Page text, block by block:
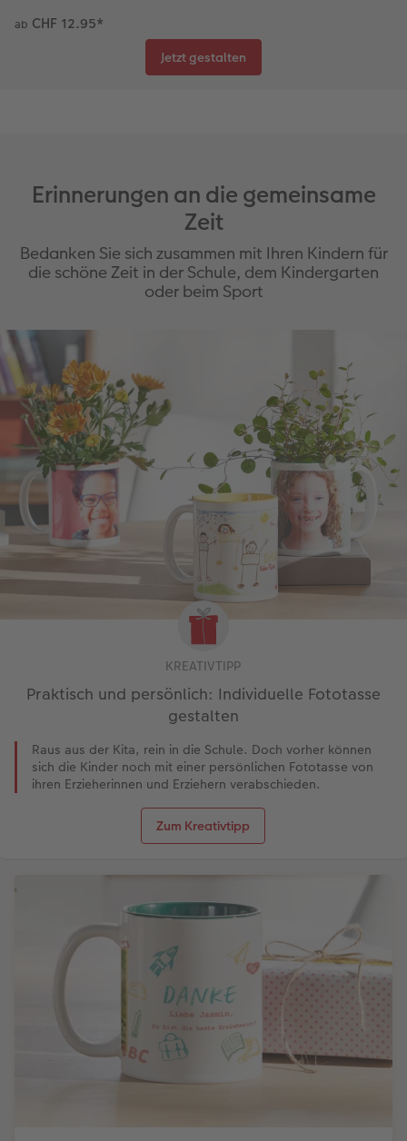
Coffeetable Book «Art Collection»
CEWE FOTOBUCH per PDF
Wandgestaltung
CEWE myPhotos
Foto-Leckerlidose
Neuheiten
ab CHF 12.95*
Jetzt gestalten
Erinnerungen an die gemeinsame
Zeit
Bedanken Sie sich zusammen mit Ihren Kindern für
die schöne Zeit in der Schule, dem Kindergarten
oder beim Sport
KREATIVTIPP
Praktisch und persönlich: Individuelle Fototasse
gestalten
Raus aus der Kita, rein in die Schule. Doch vorher können
sich die Kinder noch mit einer persönlichen Fototasse von
ihren Erzieherinnen und Erziehern verabschieden.
Zum Kreativtipp